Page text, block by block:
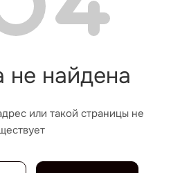
не найдена
или такой страницы не